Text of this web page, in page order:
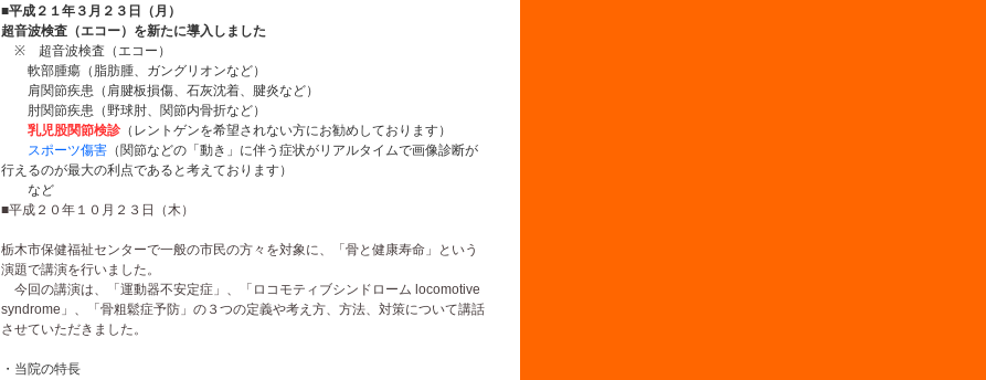
■平成２１年３月２３日（月）
超音波検査（エコー）を新たに導入しました
※ 超音波検査（エコー）
軟部腫瘍（脂肪腫、ガングリオンなど）
肩関節疾患（肩腱板損傷、石灰沈着、腱炎など）
肘関節疾患（野球肘、関節内骨折など）
乳児股関節検診 （レントゲンを希望されない方にお勧めしております）
スポーツ傷害 （関節などの「動き」に伴う症状がリアルタイムで画像診断が
行えるのが最大の利点であると考えております）
など
■平成２０年１０月２３日（木）
栃木市保健福祉センターで一般の市民の方々を対象に、「骨と健康寿命」という
演題で講演を行いました。
今回の講演は、「運動器不安定症」、「ロコモティブシンドローム locomotive
syndrome 」、「骨粗鬆症予防」の３つの定義や考え方、方法、対策について講話
させていただきました。
・当院の特長